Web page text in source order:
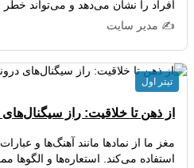
افراد را نشان می‌دهد و می‌تواند
✍️ مدیر سایت
از ذهن تا خلاقیت: راز
مغز ما از نمادها مانند آهنگ‌ها و
استفاده می‌کند. استعاره‌ها و
تیتر اول